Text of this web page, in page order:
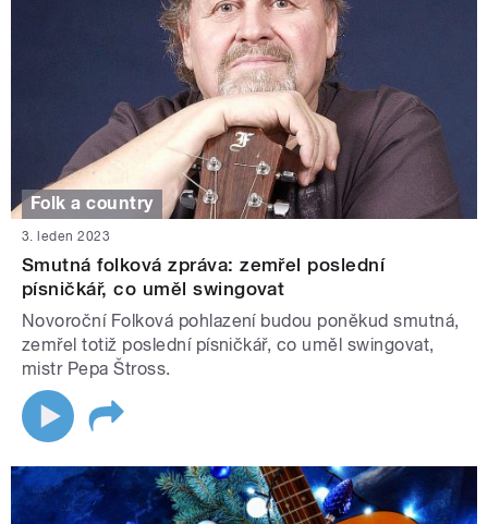
Folk a country
3. leden 2023
Smutná folková zpráva: zemřel poslední
písničkář, co uměl swingovat
Novoroční Folková pohlazení budou poněkud smutná,
zemřel totiž poslední písničkář, co uměl swingovat,
mistr Pepa Štross.